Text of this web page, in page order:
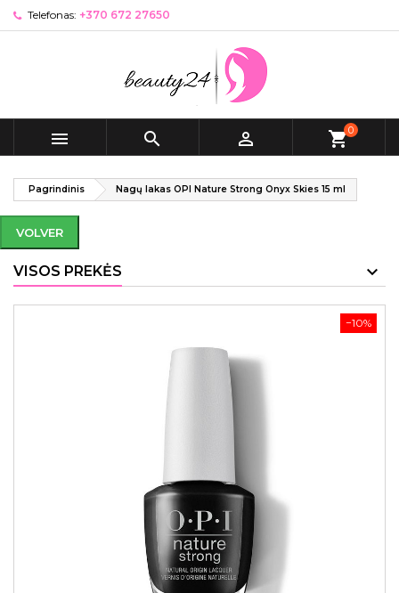
Telefonas: +370 672 27650
   shopping_cart0
Pagrindinis Nagų lakas OPI Nature Strong Onyx Skies 15 ml
VOLVER
VISOS PREKĖS
−10%